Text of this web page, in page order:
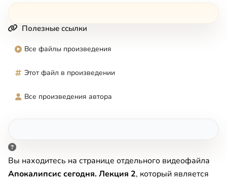
Полезные ссылки
Все файлы произведения
Этот файл в произведении
Все произведения автора
Вы находитесь на странице отдельного видеофайла
Апокалипсис сегодня. Лекция 2, который является